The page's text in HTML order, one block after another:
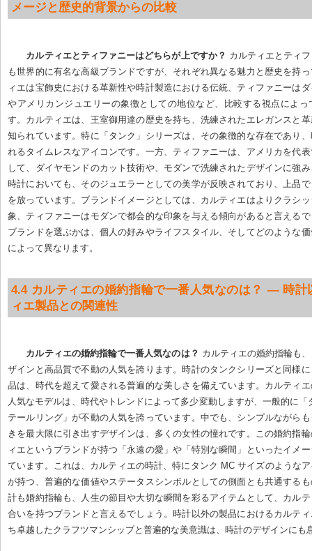
メージと歴史的背景からの比較
カルティエとティファニーはどちらが上ですか？ カルティエとティ
も世界的に有名な高級ブランドですが、それぞれ異なる魅力と歴史を持
ィエは宝飾史における革新性や時計製造における伝統、ティファニーは
やアメリカンジュエリーの象徴としての地位など、比較する視点によっ
す。カルティエは、王室御用達の歴史を持ち、洗練されたエレガンスと
知られています。特に「タンク」シリーズは、その象徴的な存在であり
れるタイムレスなアイコンです。一方、ティファニーは、アメリカを代
して、ダイヤモンドのカット技術や、モダンで洗練されたデザインに強
時計においても、そのジュエラーとしての美学が反映されており、上品
を放っています。ブランドイメージとしては、カルティエはよりクラシ
象、ティファニーはモダンで都会的な印象を与える傾向があると言える
ブランドを選ぶかは、個人の好みやライフスタイル、そしてどのような
によって異なります。
4.4 カルティエの婚約指輪で一番人気なのは？ — 時計
ィエ製品との関連性
カルティエの婚約指輪で一番人気なのは？ カルティエの婚約指輪も
ザインと高品質で不動の人気を誇ります。時計のタンクシリーズと同様
品は、時代を超えて愛される普遍的な美しさを備えています。カルティ
人気なモデルは、時代やトレンドによって多少変動しますが、一般的に「
テールリング」が不動の人気を誇っています。中でも、シンプルながら
きを最大限に引き出すデザインは、多くの女性の憧れです。この婚約指
ィエというブランドが持つ「永遠の愛」や「特別な瞬間」といったイメ
ています。これは、カルティエの時計、特にタンク MC サイズのような
が持つ、普遍的な価値やステータスシンボルとしての側面とも共通する
計も婚約指輪も、人生の節目や大切な瞬間を彩るアイテムとして、カル
合いを持つブランドと言えるでしょう。時計以外の製品におけるカルテ
ち卓越したクラフツマンシップと普遍的な美意識は、時計のデザインにも